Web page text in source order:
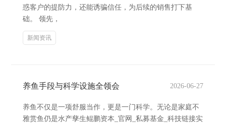
惑客户的提防力，还能诱骗信任，为后续的销售打下基
础。 领先，
新闻资讯
养鱼手段与科学设施全领会 2026-06-27
养鱼不仅是一项舒服当作，更是一门科学。无论是家庭不
雅赏鱼仍是水产孳生鲲鹏资本_官网_私募基金_科技链接实